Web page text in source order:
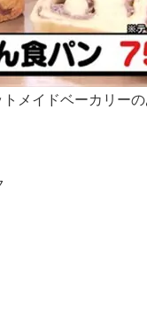
メイドベーカリー